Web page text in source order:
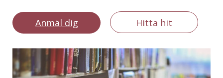
Anmäl dig Hitta hit